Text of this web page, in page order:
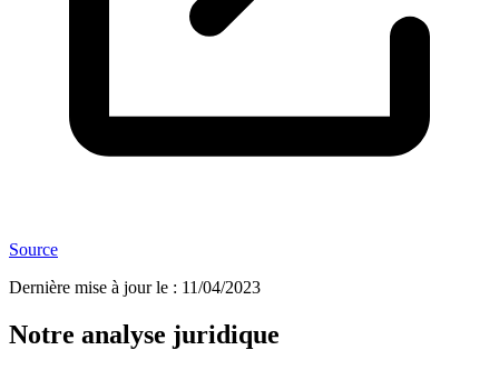
Source
Dernière mise à jour le : 11/04/2023
Notre analyse juridique